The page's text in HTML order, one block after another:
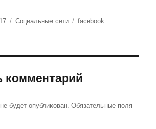
Рубрики
Социальные сети Метки
facebook
комментарий
будет опубликован. Обязательные поля